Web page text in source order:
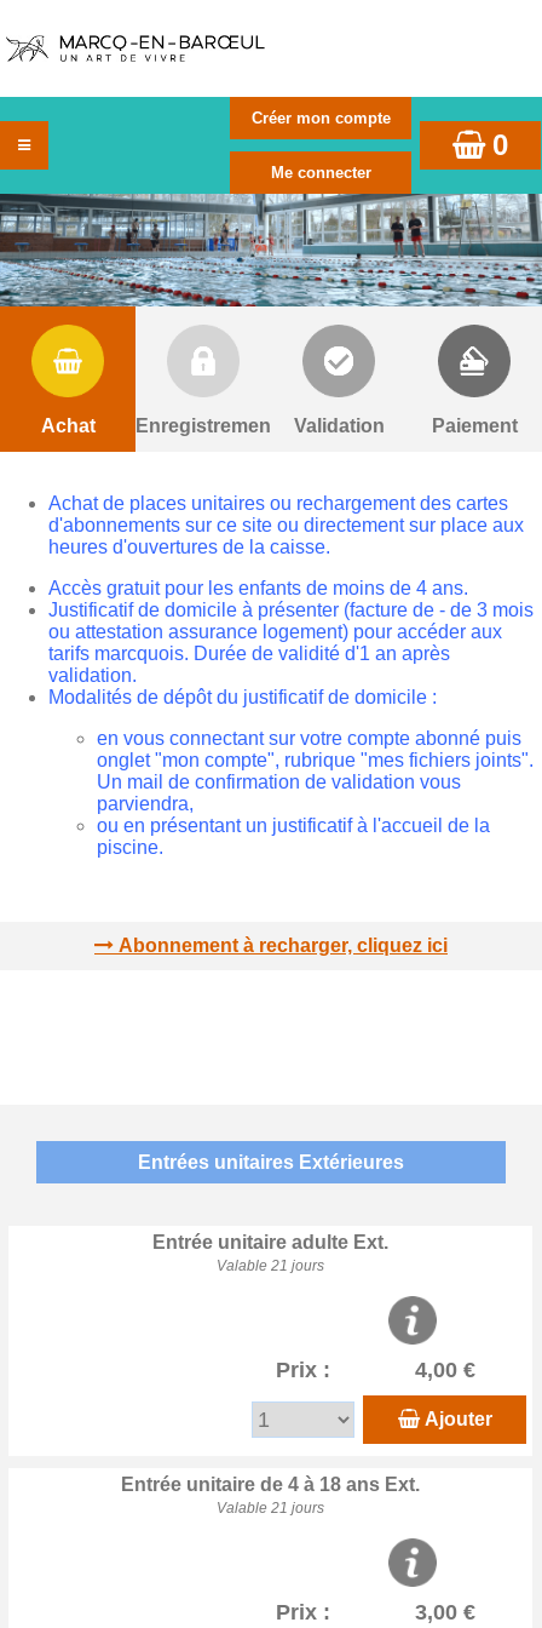
0
Achat Enregistrement Validation Paiement
Achat de places unitaires ou rechargement des cartes
d'abonnements sur ce site ou directement sur place aux
heures d'ouvertures de la caisse.
Accès gratuit pour les enfants de moins de 4 ans.
Justificatif de domicile à présenter (facture de - de 3 mois
ou attestation assurance logement) pour accéder aux
tarifs marcquois. Durée de validité d'1 an après
validation.
Modalités de dépôt du justificatif de domicile :
en vous connectant sur votre compte abonné puis
onglet "mon compte", rubrique "mes fichiers joints".
Un mail de confirmation de validation vous
parviendra,
ou en présentant un justificatif à l'accueil de la
piscine.
Abonnement à recharger, cliquez ici
Entrées unitaires Extérieures
Entrée unitaire adulte Ext.
Valable 21 jours
Prix : 4,00 €
Ajouter
Entrée unitaire de 4 à 18 ans Ext.
Valable 21 jours
Prix : 3,00 €